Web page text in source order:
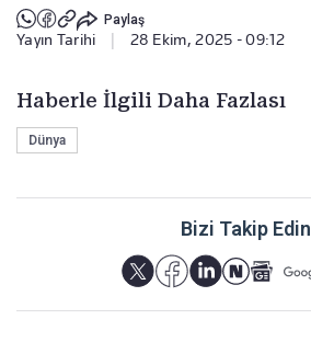
Paylaş
Yayın Tarihi 28 Ekim, 2025 - 09:12
Haberle İlgili Daha Fazlası
Dünya
Bizi Takip Edin